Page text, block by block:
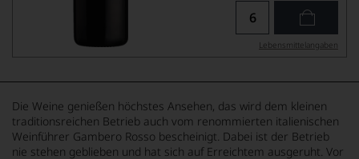
Lebensmittel­angaben
Die Weine genießen höchstes Ansehen, das wird dem kleinen
traditionsreichen Betrieb auch vom renommierten italienischen
Weinführer Gambero Rosso bescheinigt. Dabei ist der Betrieb
nie stehen geblieben und hat sich auf Erreichtem ausgeruht. Vor